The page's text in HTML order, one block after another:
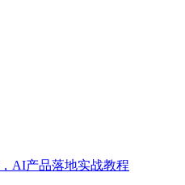
AI产品落地实战教程